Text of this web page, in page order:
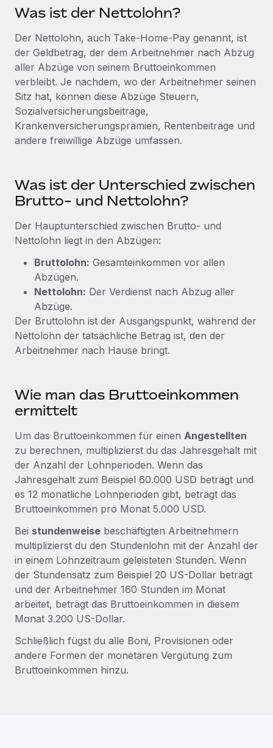
Freelancer:innen
PEO
Auslagern von komplexen HR-Aufgaben
INFRASTRUKTUR
Remote Embedded
Nahtlose Integration der HR in bestehende Abläufe
Verknüpfen
Neu
MCP
Prozessoptimierung mit unverzichtbaren Business-
Tools
DIENSTLEISTUNGEN
Frag unsere Expert:innen
Hilfe von Expert:innen für globale HR & Compliance
Background-Checks
Einfacheres Bewerber:innen-Screening
Lückenlose Compliance
Geräteverwaltung
Globale Bereitstellung und Verfolgung von IT-
Geräten
Gründung von Niederlassungen
Schnelle, rechtssichere Gründung von
Niederlassungen
Mobilität und Relocation
Mühelose Relocation von Mitarbeiter:innen
Benefits
Mühelose Verwaltung von Benefits
WACHSTUMSPHASE
Startups
Agile HR- und Payroll-Lösungen für wachsende
Unternehmen
Mittelstand
Maßgeschneiderte HR-Lösungen, um Teams zu
vergrößern
Globale HR für Konzerne und Großunternehmen
Strategische Technologiepartner
Plattform
Partner werden
Entdecke die Möglichkeiten einer Partnerschaft
Remote Build
Demnächst verfügbar
Beratung zu Integrationen und KI-Automatisierung
So hat der KI-Vorreiter Weaviate sein Team mit
Weaviate auf einen Blick Weaviate entwickelt KI-basierte
Open-Source-Infrastrukturen. Das...
Mehr erfahren
Strategische Partnerschaft zwischen
Reverse Tech und Remote für Contractor
Management und Payroll
Reverse Tech auf einen Blick Das Gesundheits- und
Wellness-Startup Reverse Tech hat das globale...
Mehr erfahren
Gesamtbeschäftigungskosten
Honorarzahlungen berechnen
Informationen zu möglichen Währungen und
Abwicklungsfristen für globale Freelancer:innen
LERNEN MIT REMOTE
Forschung und Leitfäden
HR-Glossar
Checklisten und Vorlagen
Bibliothek für Stellenbeschreibungen
Events
Newsroom
Informationen zu Gehältern und Qualifikationen
Insights Center
Alle Ressourcen anzeigen
BLOG
Globale Payroll
EOR und PEO
Contractor Management
Steuern
Den Blog erkunden
BLOG
Gusto und Zero und Contractor Management
Plus
Auch im neuen Jahr wollen wir bei Remote Unternehmen
Français
Deutsch
Español
Italiano
日本語
한국어
中文（简体）
Anmelden
Was ist der Nettolohn?
Der Nettolohn, auch Take-Home-Pay genannt, ist
der Geldbetrag, der dem Arbeitnehmer nach Abzug
aller Abzüge von seinem Bruttoeinkommen
verbleibt. Je nachdem, wo der Arbeitnehmer seinen
Sitz hat, können diese Abzüge Steuern,
Sozialversicherungsbeiträge,
Krankenversicherungsprämien, Rentenbeiträge und
andere freiwillige Abzüge umfassen.
Was ist der Unterschied zwischen
Brutto- und Nettolohn?
Der Hauptunterschied zwischen Brutto- und
Nettolohn liegt in den Abzügen:
Bruttolohn: Gesamteinkommen vor allen
Abzügen.
Nettolohn: Der Verdienst nach Abzug aller
Abzüge.
Der Bruttolohn ist der Ausgangspunkt, während der
Nettolohn der tatsächliche Betrag ist, den der
Arbeitnehmer nach Hause bringt.
Wie man das Bruttoeinkommen
ermittelt
Um das Bruttoeinkommen für einen Angestellten
zu berechnen, multiplizierst du das Jahresgehalt mit
der Anzahl der Lohnperioden. Wenn das
Jahresgehalt zum Beispiel 60.000 USD beträgt und
es 12 monatliche Lohnperioden gibt, beträgt das
Bruttoeinkommen pro Monat 5.000 USD.
Bei stundenweise beschäftigten Arbeitnehmern
multiplizierst du den Stundenlohn mit der Anzahl der
in einem Lohnzeitraum geleisteten Stunden. Wenn
der Stundensatz zum Beispiel 20 US-Dollar beträgt
und der Arbeitnehmer 160 Stunden im Monat
arbeitet, beträgt das Bruttoeinkommen in diesem
Monat 3.200 US-Dollar.
Schließlich fügst du alle Boni, Provisionen oder
andere Formen der monetären Vergütung zum
Bruttoeinkommen hinzu.